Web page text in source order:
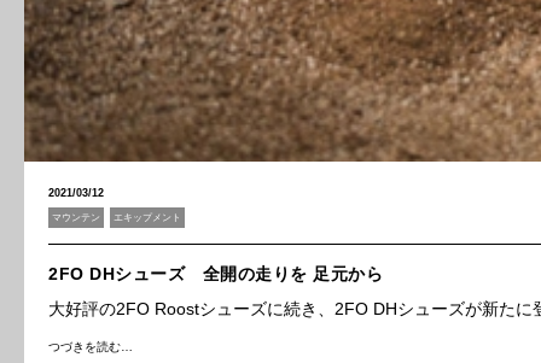
2021/03/12
マウンテン エキップメント
2FO DHシューズ 全開の走りを 足元から
大好評の2FO Roostシューズに続き、2FO DHシューズが新たに
つづきを読む…